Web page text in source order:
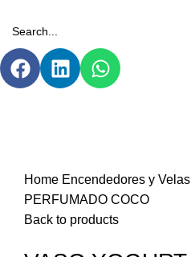
Home Encendedores y Velas
PERFUMADO COCO
Back to products